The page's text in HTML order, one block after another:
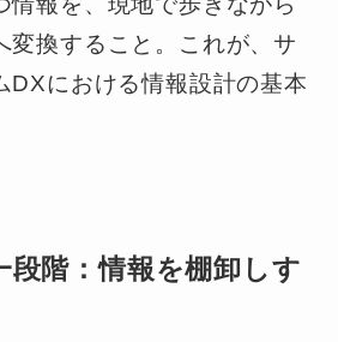
変換すること。これが、サ
DXにおける情報設計の基本
段階：情報を棚卸しす